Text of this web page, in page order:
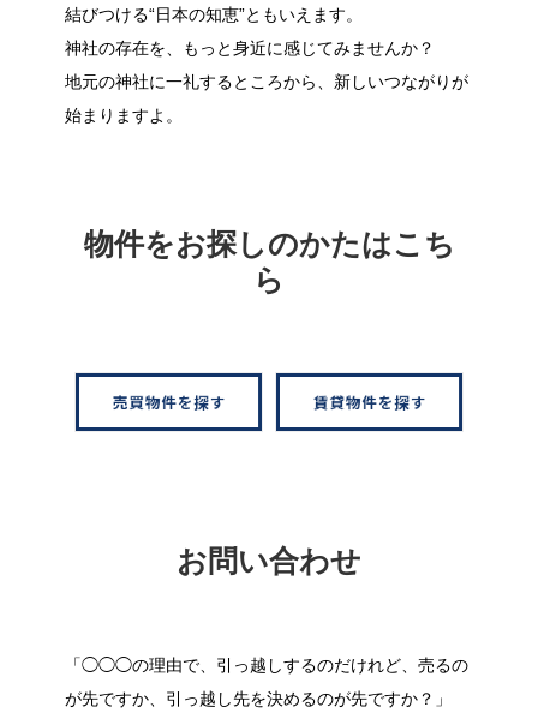
結びつける“日本の知恵”ともいえます。
神社の存在を、もっと身近に感じてみませんか？
地元の神社に一礼するところから、新しいつながりが
始まりますよ。
物件をお探しのかたはこち
ら
お問い合わせ
「◯◯◯の理由で、引っ越しするのだけれど、売るの
が先ですか、引っ越し先を決めるのが先ですか？」